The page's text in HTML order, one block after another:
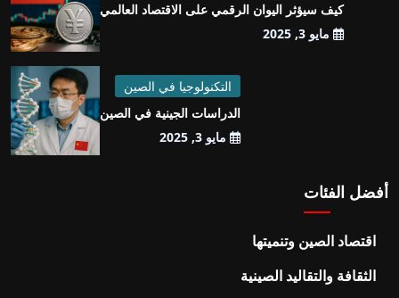
كيف سيؤثر اليوان الرقمي على الاقتصاد العالمي
مايو 3, 2025
التكنولوجيا في الصين
الدراسات الجينية في الصين
مايو 3, 2025
أفضل الفئات
اقتصاد الصين وتنميتها
الثقافة والتقاليد الصينية